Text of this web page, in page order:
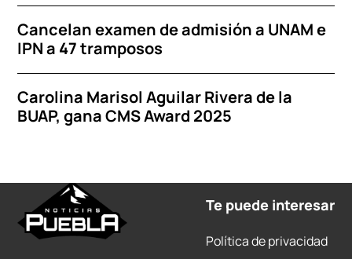
Cancelan examen de admisión a UNAM e
IPN a 47 tramposos
Carolina Marisol Aguilar Rivera de la
BUAP, gana CMS Award 2025
Te puede interesar
Política de privacidad